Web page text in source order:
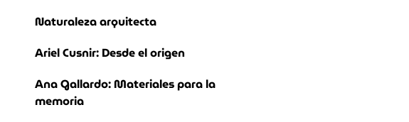
Naturaleza arquitecta
Ariel Cusnir: Desde el origen
Ana Gallardo: Materiales para la
memoria